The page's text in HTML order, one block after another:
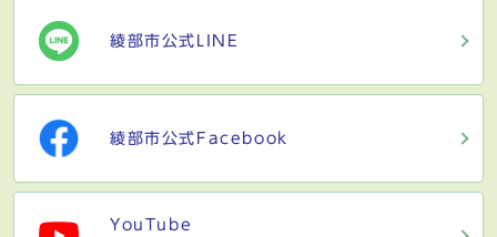
綾部市公式LINE
綾部市公式Facebook
YouTube